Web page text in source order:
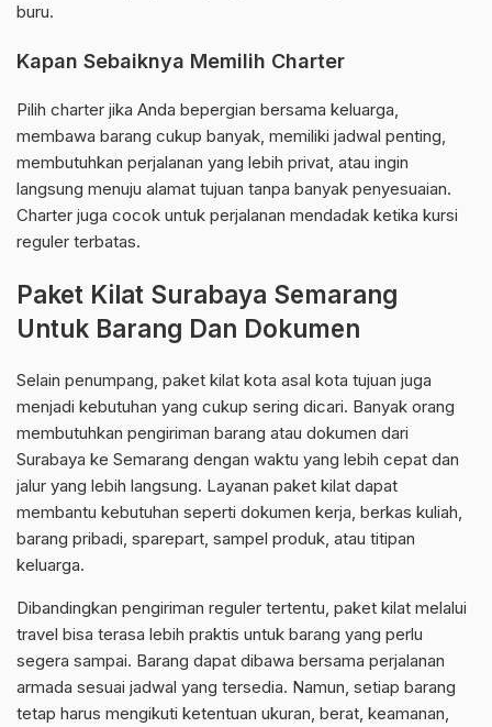
buru.
Kapan Sebaiknya Memilih Charter
Pilih charter jika Anda bepergian bersama keluarga,
membawa barang cukup banyak, memiliki jadwal penting,
membutuhkan perjalanan yang lebih privat, atau ingin
langsung menuju alamat tujuan tanpa banyak penyesuaian.
Charter juga cocok untuk perjalanan mendadak ketika kursi
reguler terbatas.
Paket Kilat Surabaya Semarang
Untuk Barang Dan Dokumen
Selain penumpang, paket kilat kota asal kota tujuan juga
menjadi kebutuhan yang cukup sering dicari. Banyak orang
membutuhkan pengiriman barang atau dokumen dari
Surabaya ke Semarang dengan waktu yang lebih cepat dan
jalur yang lebih langsung. Layanan paket kilat dapat
membantu kebutuhan seperti dokumen kerja, berkas kuliah,
barang pribadi, sparepart, sampel produk, atau titipan
keluarga.
Dibandingkan pengiriman reguler tertentu, paket kilat melalui
travel bisa terasa lebih praktis untuk barang yang perlu
segera sampai. Barang dapat dibawa bersama perjalanan
armada sesuai jadwal yang tersedia. Namun, setiap barang
tetap harus mengikuti ketentuan ukuran, berat, keamanan,